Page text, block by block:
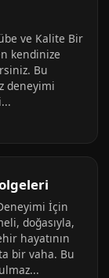
ve Kalite Bir
kendinize
Bu
deneyimi
İçin
doğasıyla,
hayatının
bir vaha. Bu